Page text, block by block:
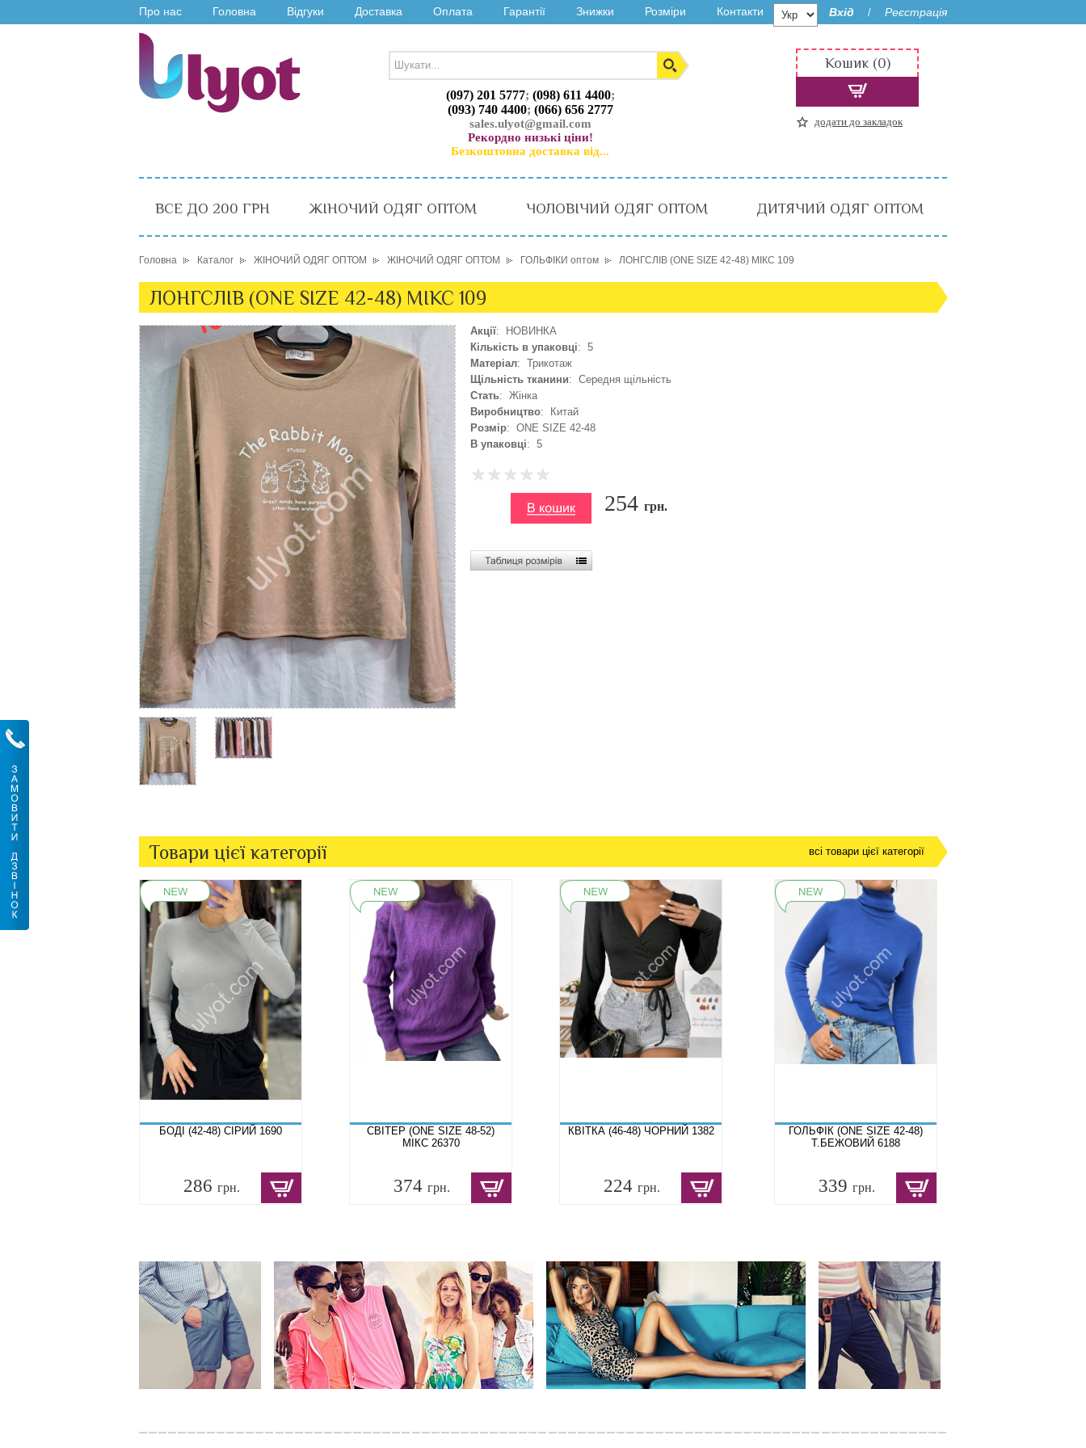
Про нас Головна Відгуки Доставка Оплата Гарантії Знижки Розміри Контакти Вхід / Реєстрація
(097) 201 5777; (098) 611 4400;
(093) 740 4400; (066) 656 2777
sales.ulyot@gmail.com
Рекордно низькі ціни!
Безкоштовна доставка від...
Кошик (0)
додати до закладок
ВСЕ ДО 200 ГРН ЖІНОЧИЙ ОДЯГ ОПТОМ ЧОЛОВІЧИЙ ОДЯГ ОПТОМ ДИТЯЧИЙ ОДЯГ ОПТОМ
Головна Каталог ЖІНОЧИЙ ОДЯГ ОПТОМ ЖІНОЧИЙ ОДЯГ ОПТОМ ГОЛЬФІКИ оптом ЛОНГСЛІВ (ONE SIZE 42-48) МІКС 109
ЛОНГСЛІВ (ONE SIZE 42-48) МІКС 109
Акції: НОВИНКА
Кількість в упаковці: 5
Матеріал: Трикотаж
Щільність тканини: Середня щільність
Стать: Жінка
Виробництво: Китай
Розмір: ONE SIZE 42-48
В упаковці: 5
254 грн.
Товари цієї категорії всі товари цієї категорії
БОДІ (42-48) СІРИЙ 1690
286 грн.
СВІТЕР (ONE SIZE 48-52)
МІКС 26370
374 грн.
КВІТКА (46-48) ЧОРНИЙ 1382
224 грн.
ГОЛЬФІК (ONE SIZE 42-48)
Т.БЕЖОВИЙ 6188
339 грн.